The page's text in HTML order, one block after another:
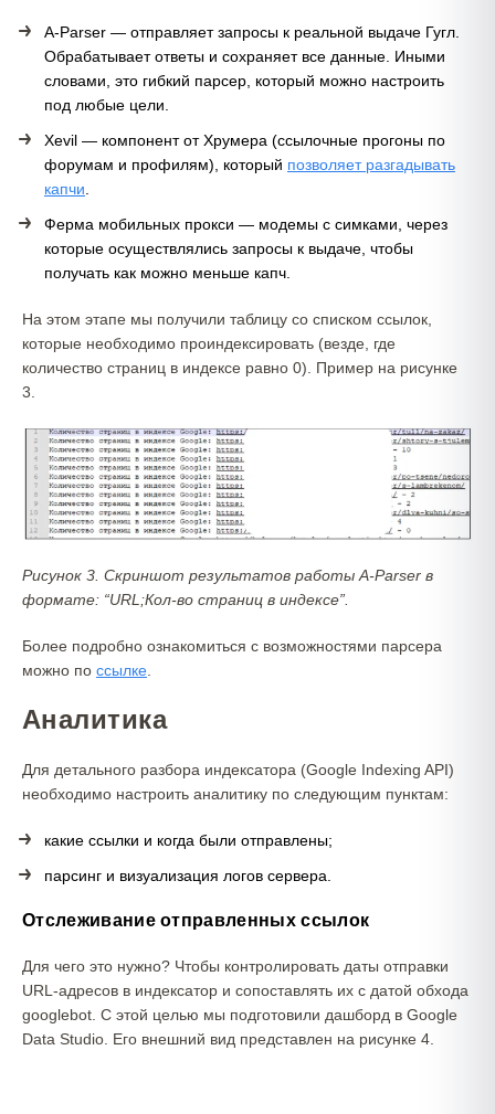
A-Parser — отправляет запросы к реальной выдаче Гугл.
Обрабатывает ответы и сохраняет все данные. Иными
словами, это гибкий парсер, который можно настроить
под любые цели.
Xevil — компонент от Хрумера (ссылочные прогоны по
форумам и профилям), который позволяет разгадывать
капчи
Ферма мобильных прокси — модемы с симками, через
которые осуществлялись запросы к выдаче, чтобы
получать как можно меньше капч.
На этом этапе мы получили таблицу со списком ссылок,
которые необходимо проиндексировать (везде, где
количество страниц в индексе равно 0). Пример на рисунке
3.
Рисунок 3. Скриншот результатов работы A-Parser в
формате: “URL;Кол-во страниц в индексе”.
Более подробно ознакомиться с возможностями парсера
можно по ссылке.
Аналитика
Для детального разбора индексатора (Google Indexing API)
необходимо настроить аналитику по следующим пунктам:
какие ссылки и когда были отправлены;
парсинг и визуализация логов сервера.
Отслеживание отправленных ссылок
Для чего это нужно? Чтобы контролировать даты отправки
URL-адресов в индексатор и сопоставлять их с датой обхода
googlebot. С этой целью мы подготовили дашборд в Google
Data Studio. Его внешний вид представлен на рисунке 4.